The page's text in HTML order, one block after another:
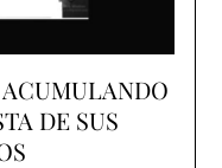
DE SUS